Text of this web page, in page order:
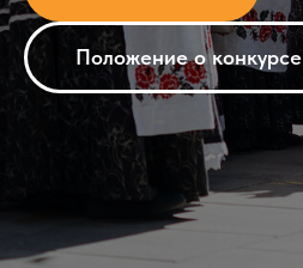
Положение о конкурсе